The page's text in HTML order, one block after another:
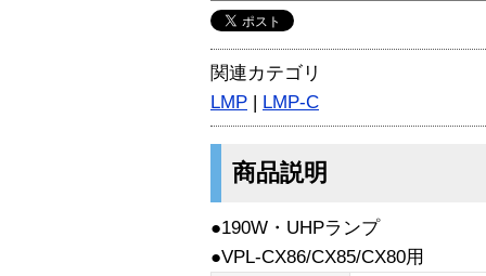
関連カテゴリ
LMP | LMP-C
商品説明
●190W・UHPランプ
●VPL-CX86/CX85/CX80用